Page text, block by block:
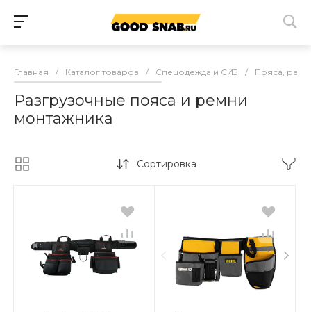
Главная / Каталог товаров / Спецодежда и СИЗ / Пояса,
Разгрузочные пояса и ремни
монтажника
Сортировка